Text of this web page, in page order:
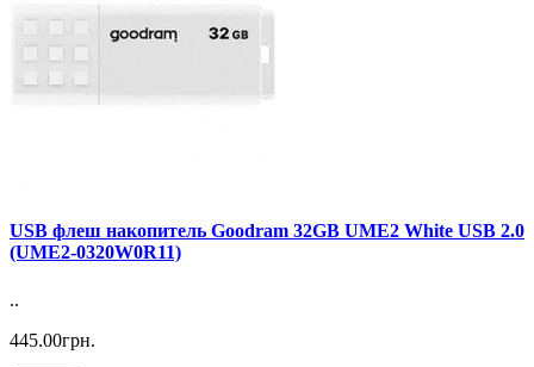
USB флеш накопитель Goodram 32GB UME2 White USB 2.0
(UME2-0320W0R11)
..
445.00грн.